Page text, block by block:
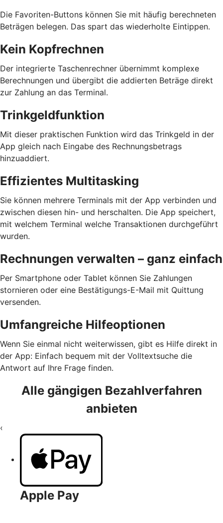
Die Favoriten-Buttons können Sie mit häufig berechneten
Beträgen belegen. Das spart das wiederholte Eintippen.
Kein Kopfrechnen
Der integrierte Taschenrechner übernimmt komplexe
Berechnungen und übergibt die addierten Beträge direkt
zur Zahlung an das Terminal.
Trinkgeldfunktion
Mit dieser praktischen Funktion wird das Trinkgeld in der
App gleich nach Eingabe des Rechnungsbetrags
hinzuaddiert.
Effizientes Multitasking
Sie können mehrere Terminals mit der App verbinden und
zwischen diesen hin- und herschalten. Die App speichert,
mit welchem Terminal welche Transaktionen durchgeführt
wurden.
Rechnungen verwalten – ganz einfach
Per Smartphone oder Tablet können Sie Zahlungen
stornieren oder eine Bestätigungs-E-Mail mit Quittung
versenden.
Umfangreiche Hilfeoptionen
Wenn Sie einmal nicht weiterwissen, gibt es Hilfe direkt in
der App: Einfach bequem mit der Volltextsuche die
Antwort auf Ihre Frage finden.
Alle gängigen Bezahlverfahren
anbieten
‹
Apple Pay